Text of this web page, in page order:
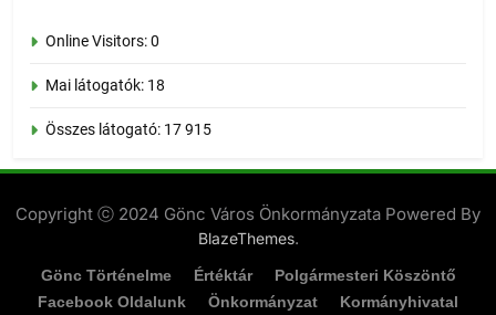
Online Visitors:0
Mai látogatók: 18
Összes látogató: 17 915
Copyright ⓒ 2024 Gönc Város Önkormányzata Powered By
BlazeThemes.
Gönc Történelme Értéktár
Polgármesteri Köszöntő
Facebook Oldalunk
Önkormányzat Kormányhivatal